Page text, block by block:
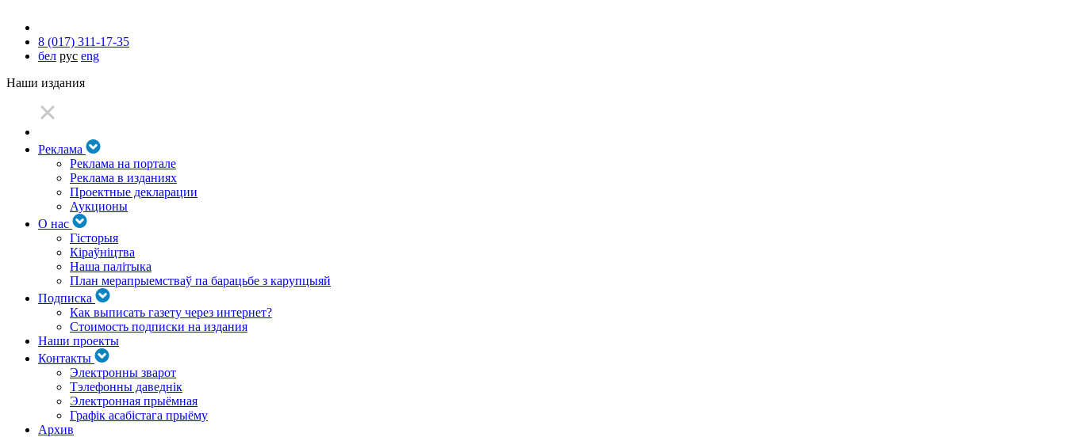
8 (017) 311-17-35
бел рус eng
Наши издания
Реклама
Реклама на портале
Реклама в изданиях
Проектные декларации
Аукционы
О нас
Гісторыя
Кіраўніцтва
Наша палітыка
План мерапрыемстваў па барацьбе з карупцыяй
Подписка
Как выписать газету через интернет?
Стоимость подписки на издания
Наши проекты
Контакты
Электронны зварот
Тэлефонны даведнік
Электронная прыёмная
Графік асабістага прыёму
Архив